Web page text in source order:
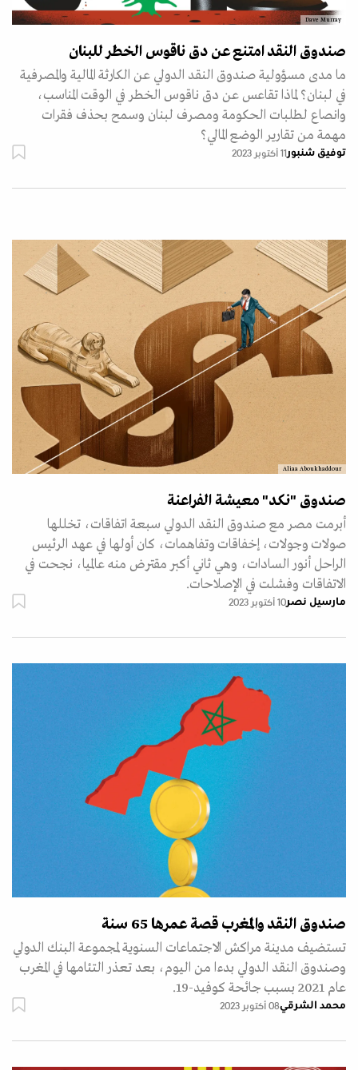
Dave Murray
صندوق النقد امتنع عن دق ناقوس الخطر للبنان
ما مدى مسؤولية صندوق النقد الدولي عن الكارثة المالية والمصرفية
في لبنان؟ لماذا تقاعس عن دق ناقوس الخطر في الوقت المناسب،
وانصاع لطلبات الحكومة ومصرف لبنان وسمح بحذف فقرات
مهمة من تقارير الوضع المالي؟
توفيق شنبور 11 أكتوبر 2023
Aliaa Aboukhaddour
صندوق "نكد" معيشة الفراعنة
أبرمت مصر مع صندوق النقد الدولي سبعة اتفاقات، تخللها
صولات وجولات، إخفاقات وتفاهمات، كان أولها في عهد الرئيس
الراحل أنور السادات، وهي ثاني أكبر مقترض منه عالميا، نجحت في
الاتفاقات وفشلت في الإصلاحات.
مارسيل نصر10 أكتوبر 2023
صندوق النقد والمغرب قصة عمرها 65 سنة
تستضيف مدينة مراكش الاجتماعات السنوية لمجموعة البنك الدولي
وصندوق النقد الدولي بدءا من اليوم، بعد تعذر التئامها في المغرب
عام 2021 بسبب جائحة كوفيد-19.
محمد الشرقي08 أكتوبر 2023